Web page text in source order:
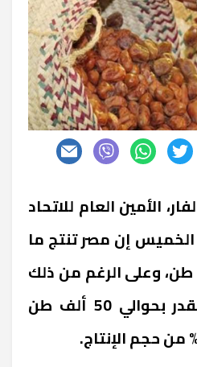
الأمين العام للاتحاد
الخميس إن مصر تنتج ما
مليون طن، وعلى الرغم من ذلك
نصدر كمية قليلة تقدر بحوالي 50 ألف طن